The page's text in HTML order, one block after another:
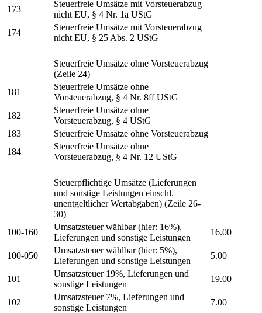
173
Steuerfreie Umsätze mit Vorsteuerabzug
nicht EU, § 4 Nr. 1a UStG
174
Steuerfreie Umsätze mit Vorsteuerabzug
nicht EU, § 25 Abs. 2 UStG
Steuerfreie Umsätze ohne Vorsteuerabzug
(Zeile 24)
181
Steuerfreie Umsätze ohne
Vorsteuerabzug, § 4 Nr. 8ff UStG
182
Steuerfreie Umsätze ohne
Vorsteuerabzug, § 4 UStG
183
Steuerfreie Umsätze ohne Vorsteuerabzug
184
Steuerfreie Umsätze ohne
Vorsteuerabzug, § 4 Nr. 12 UStG
Steuerpflichtige Umsätze (Lieferungen
und sonstige Leistungen einschl.
unentgeltlicher Wertabgaben) (Zeile 26-
30)
100-160
Umsatzsteuer wählbar (hier: 16%),
Lieferungen und sonstige Leistungen
16.00
100-050
Umsatzsteuer wählbar (hier: 5%),
Lieferungen und sonstige Leistungen
5.00
101
Umsatzsteuer 19%, Lieferungen und
sonstige Leistungen
19.00
102
Umsatzsteuer 7%, Lieferungen und
sonstige Leistungen
7.00